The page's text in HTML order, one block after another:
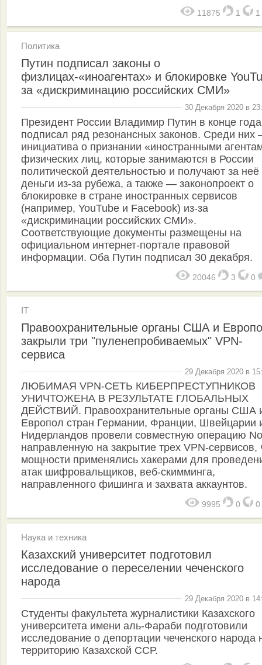
11875 1 1
Политика
Путин подписал законы о
физлицах-«иноагентах» и блокировке
за «дискриминацию российских СМИ»
30 Декабря 2020 в
Президент России Владимир Путин в конце года
подписал ряд резонансных законов. Среди них
инициатива о признании «иностранными
физических лиц, которые занимаются в России
политической деятельностью и получают за неё
деньги из-за рубежа, а также — законопроект о
блокировке в стране иностранных сервисов
(например, YouTube и Facebook) из-за
«дискриминации российских СМИ».
Соответствующие документы размещены на
официальном интернет-портале правовой
информации. Оба Путин подписал 30 декабря.
20046 3 0
IT
Правоохранительные органы США и
закрыли три "пуленепробиваемых" VPN-
сервиса
29 Декабря 2020 в
ЛЮБИМАЯ VPN-СЕТЬ КИБЕРПРЕСТУПНИКОВ
УНИЧТОЖЕНА В РЕЗУЛЬТАТЕ ГЛОБАЛЬНЫХ
ДЕЙСТВИЙ. Правоохранительные органы США
Европол стран Германии, Франции, Швейцарии
Нидерландов провели совместную операцию
направленную на закрытие трех VPN-сервисов,
мощности применялись хакерами для
атак шифровальщиков, веб-скимминга,
направленного фишинга и захвата аккаунтов.
9995 0 0
Наука и техника
Казахский университет подготовил
исследование о переселении чеченского
народа
29 Декабря 2020 в
Студенты факультета журналистики Казахского
университета имени аль-Фараби подготовили
исследование о депортации чеченского народа
территорию Казахской ССР.